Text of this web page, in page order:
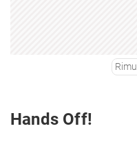
Hands Off!